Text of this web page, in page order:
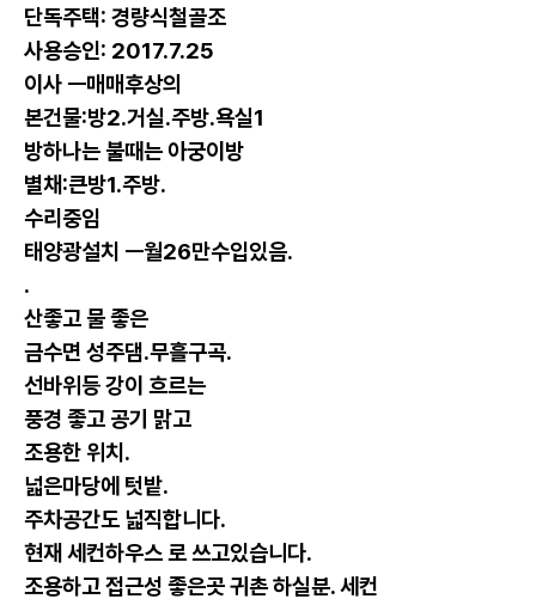
단독주택: 경량식철골조
사용승인: 2017.7.25
이사 ㅡ매매후상의
본건물:방2.거실.주방.욕실1
방하나는 불때는 아궁이방
별채:큰방1.주방.
수리중임
태양광설치 ㅡ월26만수입있음.
.
산좋고 물 좋은
금수면 성주댐.무흘구곡.
선바위등 강이 흐르는
풍경 좋고 공기 맑고
조용한 위치.
넓은마당에 텃밭.
주차공간도 넓직합니다.
현재 세컨하우스 로 쓰고있습니다.
조용하고 접근성 좋은곳 귀촌 하실분. 세컨